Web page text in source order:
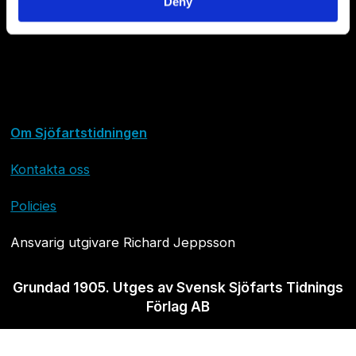
Om Sjöfartstidningen
Kontakta oss
Policies
Ansvarig utgivare Richard Jeppsson
Grundad 1905. Utges av Svensk Sjöfarts Tidnings
Förlag AB